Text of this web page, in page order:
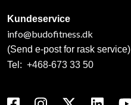
Kundeservice
info@budofitness.dk
(Send e-post for rask service)
Tel: +468-673 33 50